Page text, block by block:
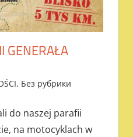
GENERAŁA
, Без рубрики
do naszej parafii
na motocyklach w